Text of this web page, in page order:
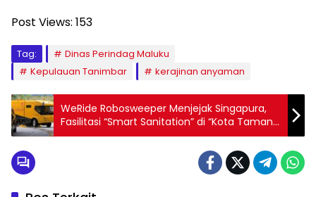
Post Views: 153
Tag:
Dinas Perindag Maluku
Kepulauan Tanimbar
kerajinan anyaman
WeRide Robosweeper Menjejak Singapura,
Fasilitasi “Smart Sanitation” di “Kota Taman”
Tersebut